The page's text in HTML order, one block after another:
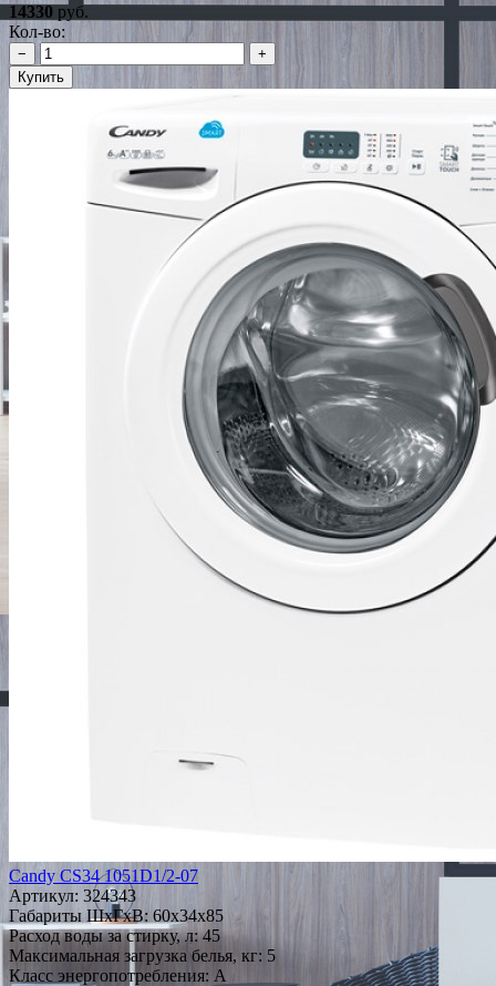
14330 руб.
Кол-во:
−
+
Купить
Candy CS34 1051D1/2-07
Артикул: 324343
Габариты ШxГxВ: 60x34x85
Расход воды за стирку, л: 45
Максимальная загрузка белья, кг: 5
Класс энергопотребления: A